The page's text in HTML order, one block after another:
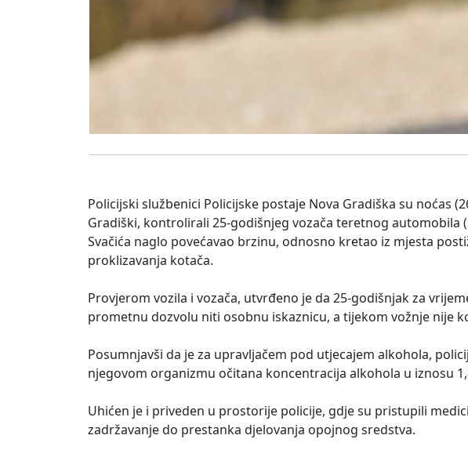
Policijski službenici Policijske postaje Nova Gradiška su noćas
Gradiški, kontrolirali 25-godišnjeg vozača teretnog
Svačića naglo povećavao brzinu, odnosno kretao iz mjesta
proklizavanja kotača.
Provjerom vozila i vozača, utvrđeno je da 25-godišnjak za
prometnu dozvolu niti osobnu iskaznicu, a tijekom vožnje nije
Posumnjavši da je za upravljačem pod utjecajem alkohola,
njegovom organizmu očitana koncentracija alkohola u iznosu
Uhićen je i priveden u prostorije policije, gdje su pristupili
zadržavanje do prestanka djelovanja opojnog sredstva.